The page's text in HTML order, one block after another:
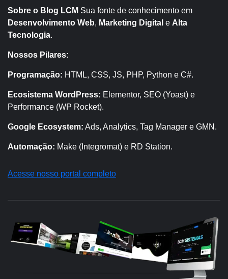
Sobre o Blog LCM Sua fonte de conhecimento em
Desenvolvimento Web, Marketing Digital e Alta
Tecnologia.
Nossos Pilares:
Programação: HTML, CSS, JS, PHP, Python e C#.
Ecosistema WordPress: Elementor, SEO (Yoast) e
Performance (WP Rocket).
Google Ecosystem: Ads, Analytics, Tag Manager e GMN.
Automação: Make (Integromat) e RD Station.
Acesse nosso portal completo